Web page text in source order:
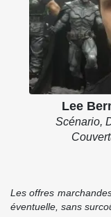
Lee
Scénario,
Les offres
éventuelle, sans